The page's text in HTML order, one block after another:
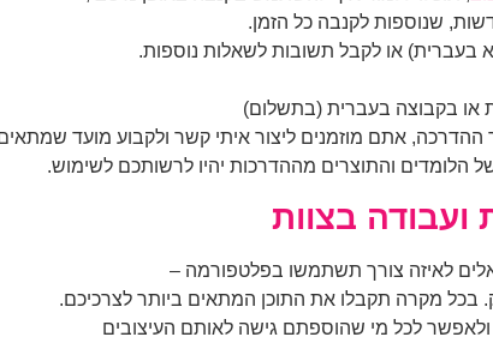
שנוספות לקנבה כל הזמן.
בעברית) או לקבל תשובות לשאלות נוספות.
בקבוצה בעברית (בתשלום)
אתם מוזמנים ליצור איתי קשר ולקבוע מועד שמתאים
הלומדים והתוצרים מההדרכות יהיו לרשותכם לשימוש.
בצוות
לאיזה צורך תשתמשו בפלטפורמה –
בכל מקרה תקבלו את התוכן המתאים ביותר לצרכיכם.
ולאפשר לכל מי שהוספתם גישה לאותם העיצובים